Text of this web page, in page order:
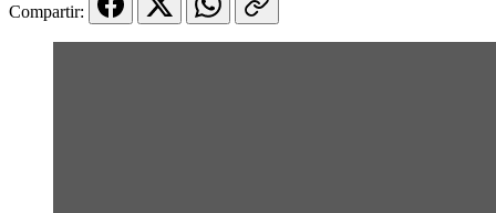
Compartir: